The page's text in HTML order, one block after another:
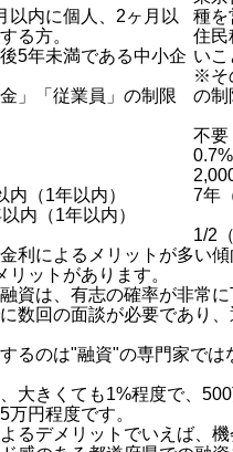
以内に個人、2ヶ月以
る方。
5年未満である中小企
」「従業員」の制限
種を
住民
いこ
※そ
の制
不要
0.7%
（1年以内）
内（1年以内）
7年
1/2
利によるメリットが多い
ットがあります。
資は、有志の確率が非常に
数回の面談が必要であり
るのは"融資"の専門家で
大きくても1%程度で、
円程度です。
るデメリットでいえば、